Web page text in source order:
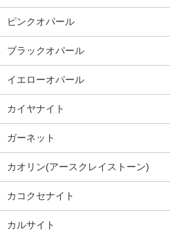
ピンクオパール
ブラックオパール
イエローオパール
カイヤナイト
ガーネット
カオリン(アースクレイストーン)
カコクセナイト
カルサイト